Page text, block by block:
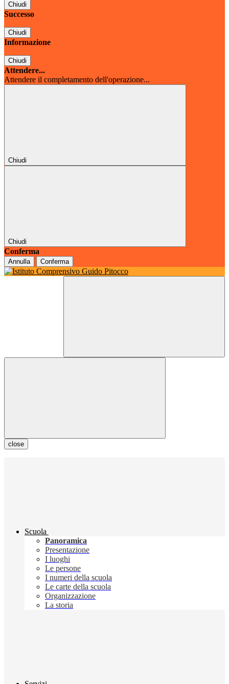
Chiudi
Successo
Chiudi
Informazione
Chiudi
Attendere...
Attendere il completamento dell'operazione...
Chiudi
Chiudi
Conferma
Annulla Conferma
close
Scuola
Panoramica
Presentazione
I luoghi
Le persone
I numeri della scuola
Le carte della scuola
Organizzazione
La storia